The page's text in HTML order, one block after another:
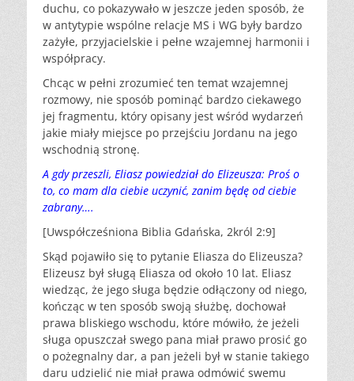
duchu, co pokazywało w jeszcze jeden sposób, że
w antytypie wspólne relacje MS i WG były bardzo
zażyłe, przyjacielskie i pełne wzajemnej harmonii i
współpracy.
Chcąc w pełni zrozumieć ten temat wzajemnej
rozmowy, nie sposób pominąć bardzo ciekawego
jej fragmentu, który opisany jest wśród wydarzeń
jakie miały miejsce po przejściu Jordanu na jego
wschodnią stronę.
A gdy przeszli, Eliasz powiedział do Elizeusza: Proś o
to, co mam dla ciebie uczynić, zanim będę od ciebie
zabrany….
[Uwspółcześniona Biblia Gdańska, 2król 2:9]
Skąd pojawiło się to pytanie Eliasza do Elizeusza?
Elizeusz był sługą Eliasza od około 10 lat. Eliasz
wiedząc, że jego sługa będzie odłączony od niego,
kończąc w ten sposób swoją służbę, dochował
prawa bliskiego wschodu, które mówiło, że jeżeli
sługa opuszczał swego pana miał prawo prosić go
o pożegnalny dar, a pan jeżeli był w stanie takiego
daru udzielić nie miał prawa odmówić swemu